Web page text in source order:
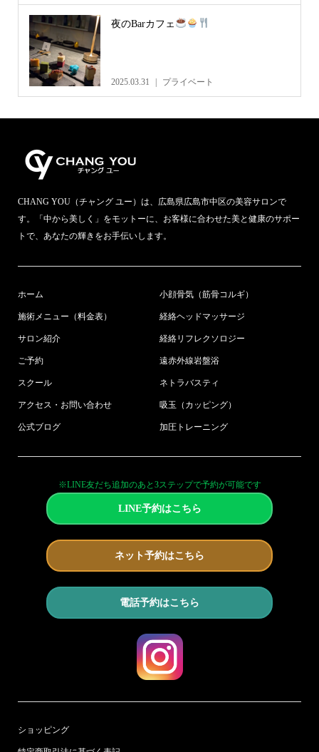
夜のBarカフェ
2025.03.31 プライベート
CHANG YOU（チャング ユー）は、広島県広島市中区の美容サロンで
す。「中から美しく」をモットーに、お客様に合わせた美と健康のサポー
トで、あなたの輝きをお手伝いします。
ホーム
施術メニュー（料金表）
サロン紹介
ご予約
スクール
アクセス・お問い合わせ
公式ブログ
小顔骨気（筋骨コルギ）
経絡ヘッドマッサージ
経絡リフレクソロジー
遠赤外線岩盤浴
ネトラバスティ
吸玉（カッピング）
加圧トレーニング
※LINE友だち追加のあと3ステップで予約が可能です
LINE予約はこちら
ネット予約はこちら
電話予約はこちら
ショッピング